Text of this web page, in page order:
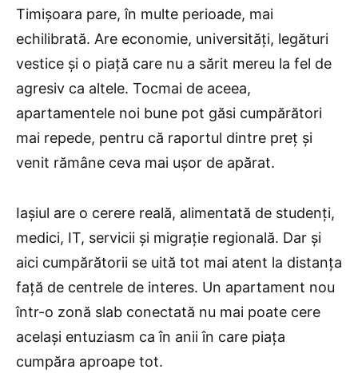
Timișoara pare, în multe perioade, mai
echilibrată. Are economie, universități, legături
vestice și o piață care nu a sărit mereu la fel de
agresiv ca altele. Tocmai de aceea,
apartamentele noi bune pot găsi cumpărători
mai repede, pentru că raportul dintre preț și
venit rămâne ceva mai ușor de apărat.
Iașiul are o cerere reală, alimentată de studenți,
medici, IT, servicii și migrație regională. Dar și
aici cumpărătorii se uită tot mai atent la distanța
față de centrele de interes. Un apartament nou
într-o zonă slab conectată nu mai poate cere
același entuziasm ca în anii în care piața
cumpăra aproape tot.